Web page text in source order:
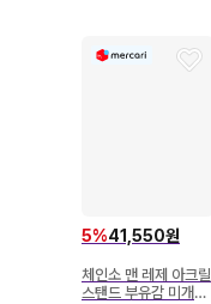
5%41,550원
체인소 맨 레제 아크릴
스탠드 부유감 미개봉